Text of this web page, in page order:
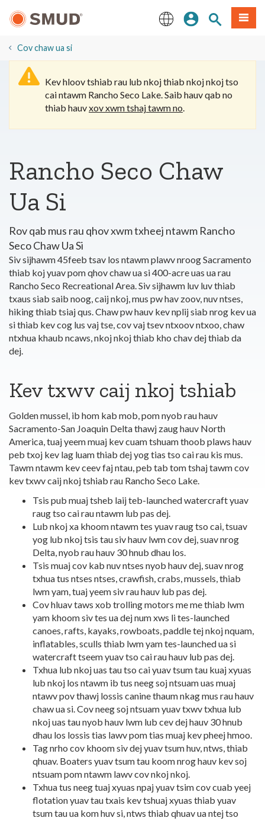
mus
Cov
Ntsiab
Tseem
Kos Npe
Nrhiav
​Cov chaw ua si
Kev hloov tshiab rau lub nkoj thiab nkoj nkoj tso
cai ntawm Rancho Seco Lake. Saib hauv qab no
thiab hauvxov xwm tshaj tawm no.
Rancho Seco Chaw
Ua Si
Rov qab mus rau qhov xwm txheej ntawm Rancho
Seco Chaw Ua Si
Siv sijhawm 45feeb tsav los ntawm plawv nroog Sacramento
thiab koj yuav pom qhov chaw ua si 400-acre uas ua rau
Rancho Seco Recreational Area. Siv sijhawm luv luv thiab
txaus siab saib noog, caij nkoj, mus pw hav zoov, nuv ntses,
hiking thiab tsiaj qus. Chaw pw hauv kev nplij siab nrog kev ua
si thiab kev cog lus vaj tse, cov vaj tsev ntxoov ntxoo, chaw
ntxhua khaub ncaws, nkoj nkoj thiab kho chav dej thiab da
dej.
Kev txwv caij nkoj tshiab
Golden mussel, ib hom kab mob, pom nyob rau hauv
Sacramento-San Joaquin Delta thawj zaug hauv North
America, tuaj yeem muaj kev cuam tshuam thoob plaws hauv
peb txoj kev lag luam thiab dej yog tias tso cai rau kis mus.
Tawm ntawm kev ceev faj ntau, peb tab tom tshaj tawm cov
kev txwv caij nkoj tshiab rau Rancho Seco Lake.
Tsis pub muaj tsheb laij teb-launched watercraft yuav
raug tso cai rau ntawm lub pas dej.
Lub nkoj xa khoom ntawm tes yuav raug tso cai, tsuav
yog lub nkoj tsis tau siv hauv lwm cov dej, suav nrog
Delta, nyob rau hauv 30 hnub dhau los.
Tsis muaj cov kab nuv ntses nyob hauv dej, suav nrog
txhua tus ntses ntses, crawfish, crabs, mussels, thiab
lwm yam, tuaj yeem siv rau hauv lub pas dej.
Cov hluav taws xob trolling motors me me thiab lwm
yam khoom siv tes ua dej num xws li tes-launched
canoes, rafts, kayaks, rowboats, paddle tej nkoj nquam,
inflatables, sculls thiab lwm yam tes-launched ua si
watercraft tseem yuav tso cai rau hauv lub pas dej.
Txhua lub nkoj uas tau tso cai yuav tsum tau kuaj xyuas
lub nkoj los ntawm ib tus neeg soj ntsuam uas muaj
ntawv pov thawj lossis canine thaum nkag mus rau hauv
chaw ua si. Cov neeg soj ntsuam yuav txwv txhua lub
nkoj uas tau nyob hauv lwm lub cev dej hauv 30 hnub
dhau los lossis tias lawv pom tias muaj kev pheej hmoo.
Tag nrho cov khoom siv dej yuav tsum huv, ntws, thiab
qhuav. Boaters yuav tsum tau koom nrog hauv kev soj
ntsuam pom ntawm lawv cov nkoj nkoj.
Txhua tus neeg tuaj xyuas npaj yuav tsim cov cuab yeej
flotation yuav tau txais kev tshuaj xyuas thiab yuav
tsum tau ua kom huv si, ntws thiab qhuav ua ntej tso